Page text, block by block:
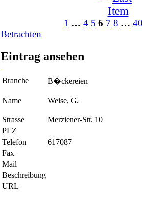
1 … 4 5 6 7 8 …
Betrachten
Eintrag ansehen
Branche B�ckereien
Name Weise, G.
Strasse
Merziener-Str. 10
PLZ
Telefon
617087
Fax
Mail
Beschreibung
URL